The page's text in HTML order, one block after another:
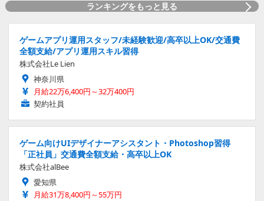
ランキングをもっと見る
ゲームアプリ運用スタッフ/未経験歓迎/高卒以上OK/交通費
全額支給/アプリ運用スキル習得
株式会社Le Lien
神奈川県
月給22万6,400円～32万400円
契約社員
ゲーム向けUIデザイナーアシスタント・Photoshop習得
「正社員」交通費全額支給・高卒以上OK
株式会社alBee
愛知県
月給31万8,400円～55万円